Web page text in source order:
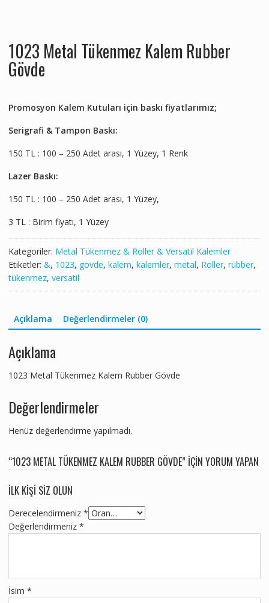
1023 Metal Tükenmez Kalem Rubber
Gövde
Promosyon Kalem Kutuları için baskı fiyatlarımız;
Serigrafi & Tampon Baskı:
150 TL : 100 – 250 Adet arası, 1 Yüzey, 1 Renk
Lazer Baskı:
150 TL : 100 – 250 Adet arası, 1 Yüzey,
3 TL : Birim fiyatı, 1 Yüzey
Kategoriler: Metal Tükenmez & Roller & Versatil Kalemler
Etiketler: &, 1023, gövde, kalem, kalemler, metal, Roller, rubber,
tükenmez, versatil
Açıklama Değerlendirmeler (0)
Açıklama
1023 Metal Tükenmez Kalem Rubber Gövde
Değerlendirmeler
Henüz değerlendirme yapılmadı.
“1023 METAL TÜKENMEZ KALEM RUBBER GÖVDE” IÇIN YORUM YAPAN
ILK KIŞI SIZ OLUN
Derecelendirmeniz *
Değerlendirmeniz *
İsim *